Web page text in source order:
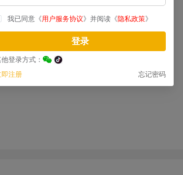
我已同意《用户服务协议》并阅读《隐私政策》
登录
登录方式：
即注册
忘记密码